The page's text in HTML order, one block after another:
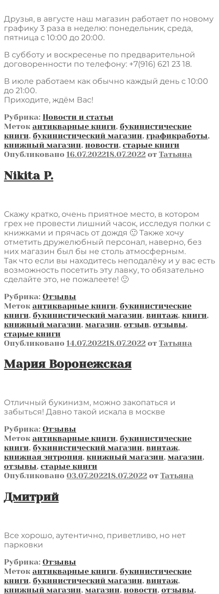
Друзья, в августе наш магазин работает по новому
графику 3 раза в неделю: понедельник, среда,
пятница с 10:00 до 20:00.
В субботу и воскресенье по предварительной
договоренности по телефону: +7(916) 621 23 18.
В июле работаем как обычно каждый день с 10:00
до 21:00.
Приходите, ждём Вас!
Рубрика: Новости и статьи
Меток антикварные книги, букинистические
книги, букинистический магазин, графикработы,
книжный магазин, новости, старые книги
Опубликовано 16.07.202218.07.2022 от Татьяна
Nikita P.
Скажу кратко, очень приятное место, в котором
грех не провести лишний часок, исследуя полки с
книжками и прячась от дождя 🙂 Также хочу
отметить дружелюбный персонал, наверно, без
них магазин был бы не столь атмосферным.
Так что если вы находитесь неподалёку и у вас есть
возможность посетить эту лавку, то обязательно
сделайте это, не пожалеете! 🙂
Рубрика: Отзывы
Меток антикварные книги, букинистические
книги, букинистический магазин, винтаж, книги,
книжный магазин, магазин, отзыв, отзывы,
старые книги
Опубликовано 14.07.202218.07.2022 от Татьяна
Мария Воронежская
Отличный букинизм, можно закопаться и
забыться! Давно такой искала в москве
Рубрика: Отзывы
Меток антикварные книги, букинистические
книги, букинистический магазин, винтаж,
книжная энтропия, книжный магазин, магазин,
отзывы, старые книги
Опубликовано 03.07.202218.07.2022 от Татьяна
Дмитрий
Все хорошо, аутентично, приветливо, но нет
парковки
Рубрика: Отзывы
Меток антикварные книги, букинистические
книги, букинистический магазин, винтаж,
книжный магазин, магазин, новости, отзывы,